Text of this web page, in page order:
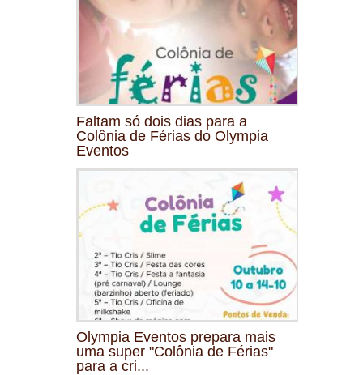
Faltam só dois dias para a
Colônia de Férias do Olympia
Eventos
Olympia Eventos prepara mais
uma super "Colônia de Férias"
para a cri...